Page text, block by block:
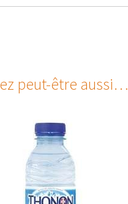
peut-être aussi…